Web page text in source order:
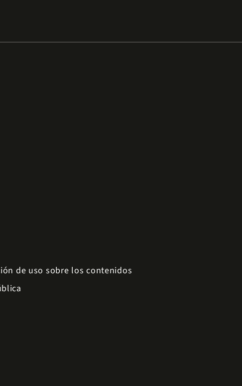
de uso sobre los contenidos